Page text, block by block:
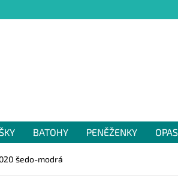
BATOHY PENĚŽENKY
šedo-modrá